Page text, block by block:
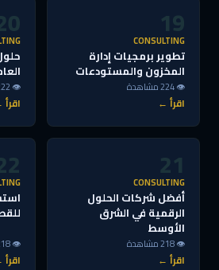
19
CONSULTING
تطوير برمجيات إدارة
المخزون والمستودعات
👁 224 مشاهدة
اقرأ ←
👁 222 مشاهدة
21
CONSULTING
أفضل شركات الحلول
الرقمية في الشرق
الأوسط
👁 218 مشاهدة
اقرأ ←
👁 218 مشاهدة